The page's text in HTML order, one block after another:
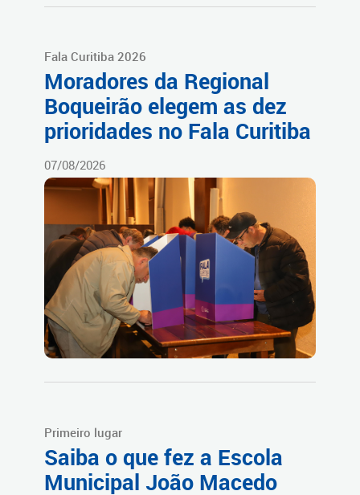
Fala Curitiba 2026
Moradores da Regional
Boqueirão elegem as dez
prioridades no Fala Curitiba
07/08/2026
Primeiro lugar
Saiba o que fez a Escola
Municipal João Macedo